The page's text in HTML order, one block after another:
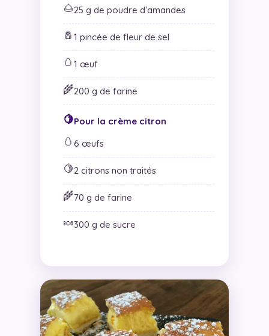
🌰25 g de poudre d’amandes
🧂 1 pincée de fleur de sel
🥚 1 œuf
🌾200 g de farine
🍋Pour la crème citron
🥚 6 œufs
🍋2 citrons non traités
🌾70 g de farine
🍬300 g de sucre